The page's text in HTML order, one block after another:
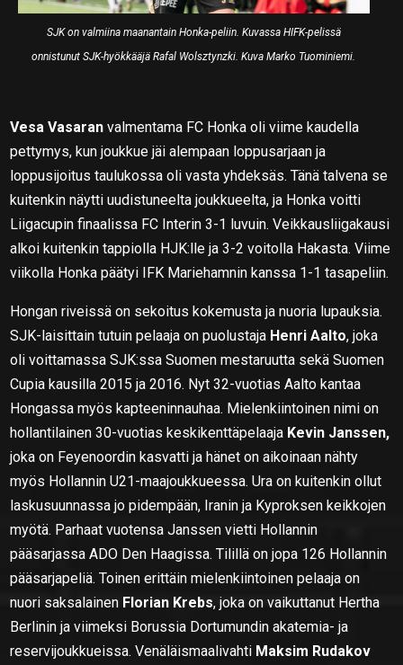
SJK on valmiina maanantain Honka-peliin. Kuvassa HIFK-pelissä
onnistunut SJK-hyökkääjä Rafal Wolsztynzki. Kuva Marko Tuominiemi.
Vesa Vasaran valmentama FC Honka oli viime kaudella
pettymys, kun joukkue jäi alempaan loppusarjaan ja
loppusijoitus taulukossa oli vasta yhdeksäs. Tänä talvena se
kuitenkin näytti uudistuneelta joukkueelta, ja Honka voitti
Liigacupin finaalissa FC Interin 3-1 luvuin. Veikkausliigakausi
alkoi kuitenkin tappiolla HJK:lle ja 3-2 voitolla Hakasta. Viime
viikolla Honka päätyi IFK Mariehamnin kanssa 1-1 tasapeliin.
Hongan riveissä on sekoitus kokemusta ja nuoria lupauksia.
SJK-laisittain tutuin pelaaja on puolustaja Henri Aalto, joka
oli voittamassa SJK:ssa Suomen mestaruutta sekä Suomen
Cupia kausilla 2015 ja 2016. Nyt 32-vuotias Aalto kantaa
Hongassa myös kapteeninnauhaa. Mielenkiintoinen nimi on
hollantilainen 30-vuotias keskikenttäpelaaja Kevin Janssen,
joka on Feyenoordin kasvatti ja hänet on aikoinaan nähty
myös Hollannin U21-maajoukkueessa. Ura on kuitenkin ollut
laskusuunnassa jo pidempään, Iranin ja Kyproksen keikkojen
myötä. Parhaat vuotensa Janssen vietti Hollannin
pääsarjassa ADO Den Haagissa. Tilillä on jopa 126 Hollannin
pääsarjapeliä. Toinen erittäin mielenkiintoinen pelaaja on
nuori saksalainen Florian Krebs, joka on vaikuttanut Hertha
Berlinin ja viimeksi Borussia Dortumundin akatemia- ja
reservijoukkueissa. Venäläismaalivahti Maksim Rudakov